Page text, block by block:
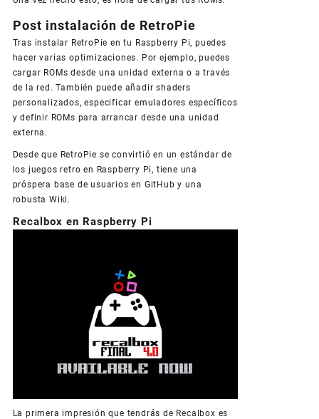
Post instalación de RetroPie
Tras instalar RetroPie en tu Raspberry Pi, puedes
hacer varias optimizaciones. Por ejemplo, puedes
cargar ROMs desde una unidad externa o a través
de la red. También puede añadir shaders
personalizados, especificar emuladores específicos
y definir ROMs para arrancar desde una unidad
externa.
Desde que RetroPie se convirtió en un estándar de
los juegos retro en Raspberry Pi, tiene una
próspera base de usuarios en GitHub y una
robusta Wiki.
Recalbox en Raspberry Pi
La primera impresión que tendrás de Recalbox es